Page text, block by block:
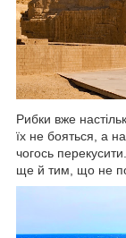
Рибки вже
їх не бояться, а
чогось перекусити.
ще й тим, що не